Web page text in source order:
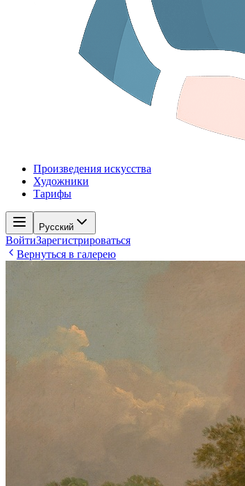
Произведения искусства
Художники
Тарифы
Русский
ВойтиЗарегистрироваться
Вернуться в галерею